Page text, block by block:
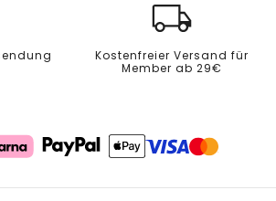
Kostenfreier Versand für
Member ab 29€